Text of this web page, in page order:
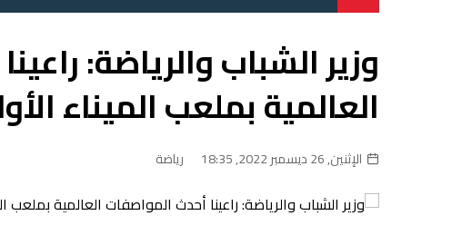
سياسة
محليات
وزير الشباب والرياضة:
العالمية بملعب الميناء
الإثنين, 26 ديسمبر 2022, 18:35 رياضة